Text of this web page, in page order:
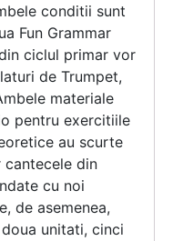
conditii sunt
Fun Grammar
ciclul primar vor
de Trumpet,
materiale
pentru exercitiile
au scurte
cantecele din
cu noi
de asemenea,
unitati, cinci